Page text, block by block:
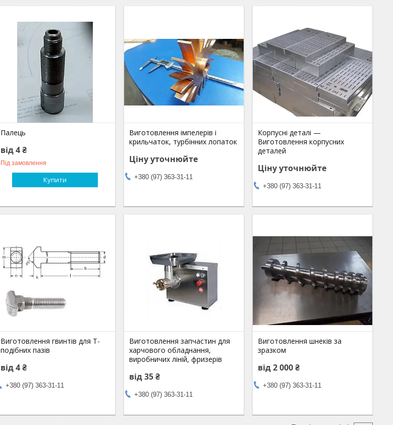
Палець
від 4 ₴
Під замовлення
Купити
Виготовлення імпелерів і
крильчаток, турбінних лопаток
Ціну уточнюйте
+380 (97) 363-31-11
Корпусні деталі —
Виготовлення корпусних
деталей
Ціну уточнюйте
+380 (97) 363-31-11
Виготовлення гвинтів для Т-
подібних пазів
від 4 ₴
+380 (97) 363-31-11
Виготовлення запчастин для
харчового обладнання,
виробничих ліній, фризерів
від 35 ₴
+380 (97) 363-31-11
Виготовлення шнеків за
зразком
від 2 000 ₴
+380 (97) 363-31-11